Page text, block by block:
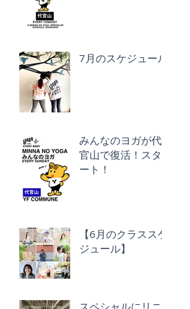
7月のスケジュール
みんなのヨガが代
官山で復活！スタ
ート！
【6月のクラススケ
ジュール】
スペシャルにリニ